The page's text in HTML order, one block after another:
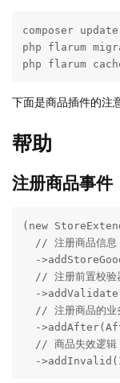
composer
php flarum
php flarum
下面是商品插件的注
帮助
注册商品事件
(new
  // 注册商品信息
-
// 注册前置校验
-
// 注册商品的业
-
  // 商品失效逻辑
-